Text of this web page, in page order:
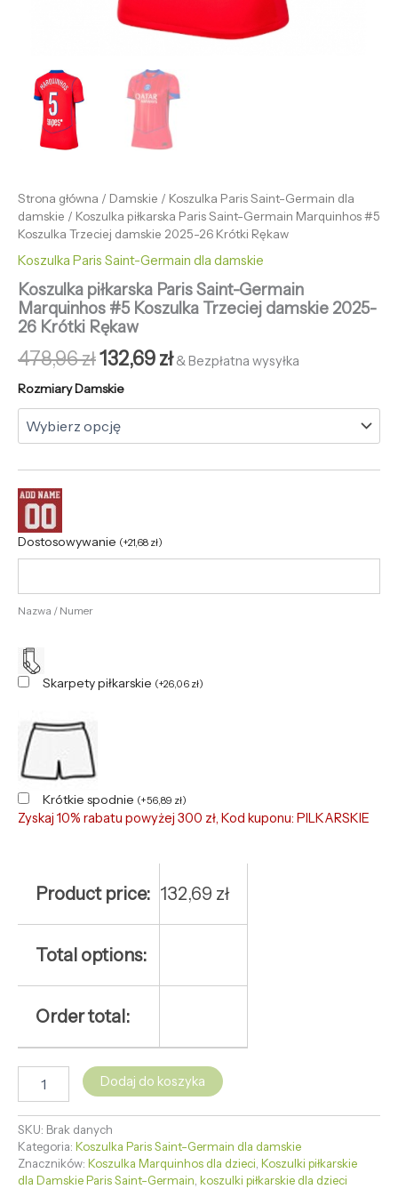
Strona główna / Damskie / Koszulka Paris Saint-Germain dla
damskie / Koszulka piłkarska Paris Saint-Germain Marquinhos #5
Koszulka Trzeciej damskie 2025-26 Krótki Rękaw
Koszulka Paris Saint-Germain dla damskie
Koszulka piłkarska Paris Saint-Germain
Marquinhos #5 Koszulka Trzeciej damskie 2025-
26 Krótki Rękaw
478,96zł132,69zł & Bezpłatna wysyłka
Rozmiary Damskie
Dostosowywanie (+21,68 zł)
Nazwa / Numer
Skarpety piłkarskie (+26,06 zł)
Krótkie spodnie (+56,89 zł)
Zyskaj 10% rabatu powyżej 300 zł, Kod kuponu: PILKARSKIE
Product price: 132,69 zł
Total options:
Order total:
Dodaj do koszyka
SKU: Brak danych
Kategoria: Koszulka Paris Saint-Germain dla damskie
Znaczników: Koszulka Marquinhos dla dzieci, Koszulki piłkarskie
dla Damskie Paris Saint-Germain, koszulki piłkarskie dla dzieci